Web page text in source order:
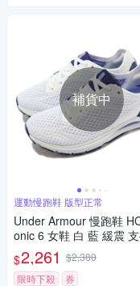
補貨中
運動慢跑鞋 版型正常
Under Armour 慢跑鞋
onic 6 女鞋 白 藍 緩震
光 運動鞋 UA 3026128102
$2,261 $2,380
限時下殺
券